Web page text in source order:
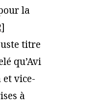
la
]
titre
qu’Avi
vice-
à